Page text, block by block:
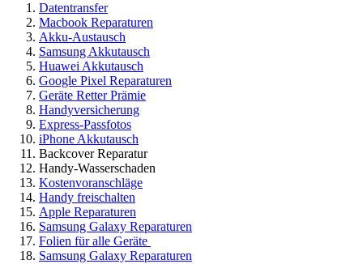
Datentransfer
Macbook Reparaturen
Akku-Austausch
Samsung Akkutausch
Huawei Akkutausch
Google Pixel Reparaturen
Geräte Retter Prämie
Handyversicherung
Express-Passfotos
iPhone Akkutausch
Backcover Reparatur
Handy-Wasserschaden
Kostenvoranschläge
Handy freischalten
Apple Reparaturen
Samsung Galaxy Reparaturen
Folien für alle Geräte
Samsung Galaxy Reparaturen